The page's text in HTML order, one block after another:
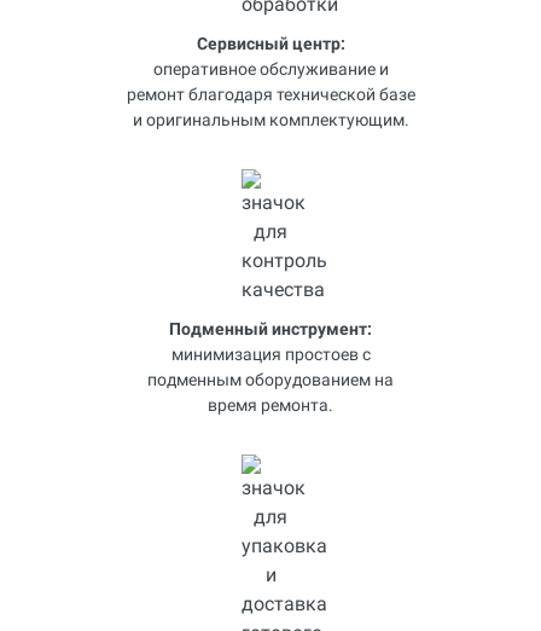
Сервисный центр:
оперативное обслуживание и
ремонт благодаря технической базе
и оригинальным комплектующим.
Подменный инструмент:
минимизация простоев с
подменным оборудованием на
время ремонта.